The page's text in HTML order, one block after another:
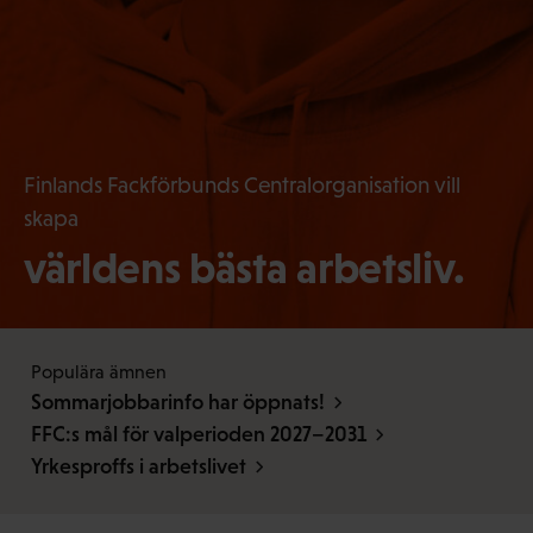
Finlands Fackförbunds Centralorganisation vill
skapa
världens bästa arbetsliv.
Populära ämnen
Sommarjobbarinfo har öppnats!
FFC:s mål för valperioden 2027–2031
Yrkesproffs i arbetslivet